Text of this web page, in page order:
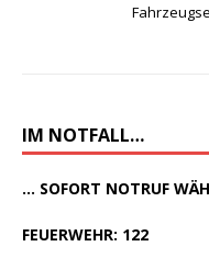
IM NOTFALL…
... SOFORT NOTRUF
FEUERWEHR: 122